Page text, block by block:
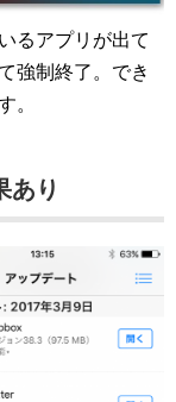
るアプリが出て
強制終了。でき
。
あり